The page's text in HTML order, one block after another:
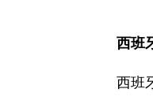
西班
西班